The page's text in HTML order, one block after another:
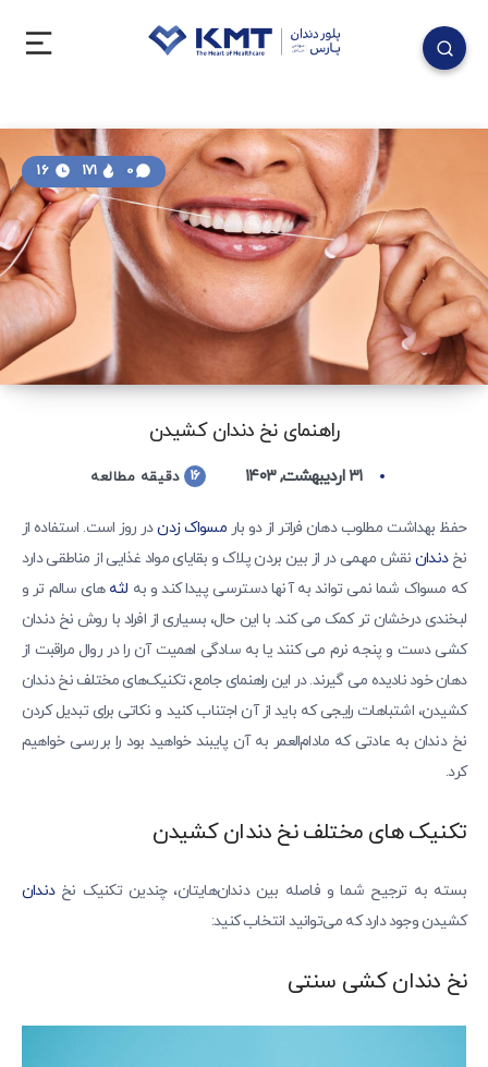
راهنمای نخ دندان کشیدن
0
171
۳۱ اردیبهشت, ۱۴۰۳ 16 دقیقه مطالعه
حفظ بهداشت مطلوب دهان فراتر از دو بار مسواک زدندر روز است. استفاده از
نخدندان نقش مهمی در از بین بردن پلاک و بقایای مواد غذایی از مناطقی دارد
که مسواک شما نمی تواند به آنها دسترسی پیدا کند و به لثه های سالم تر و
لبخندی درخشان تر کمک می کند. با این حال، بسیاری از افراد با روش نخ دندان
کشی دست و پنجه نرم می کنند یا به سادگی اهمیت آن را در روال مراقبت از
دهان خود نادیده می گیرند. در این راهنمای جامع، تکنیک‌های مختلف نخ دندان
کشیدن، اشتباهات رایجی که باید از آن اجتناب کنید و نکاتی برای تبدیل کردن
نخ دندان به عادتی که مادام‌العمر به آن پایبند خواهید بود را بررسی خواهیم
کرد.
تکنیک های مختلف نخ دندان کشیدن
بسته به ترجیح شما و فاصله بین دندان‌هایتان، چندین تکنیک نخدندان
کشیدن وجود دارد که می‌توانید انتخاب کنید:
نخ دندان کشی سنتی